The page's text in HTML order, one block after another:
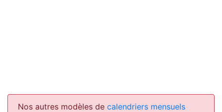
Nos autres modèles de calendriers mensuels